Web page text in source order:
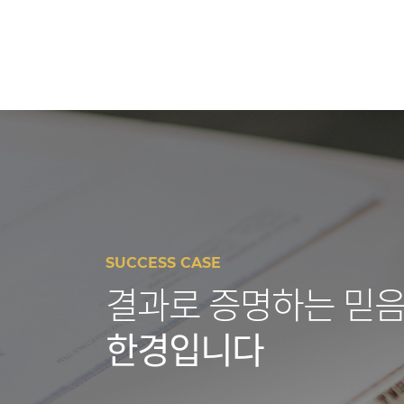
SUCCESS CASE
결과로 증명하는 믿
한경입니다